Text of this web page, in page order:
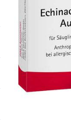
Neuheiten
Sale
Schnäppchen
Diabetes
Körperpflege &
Liebe & Erotik